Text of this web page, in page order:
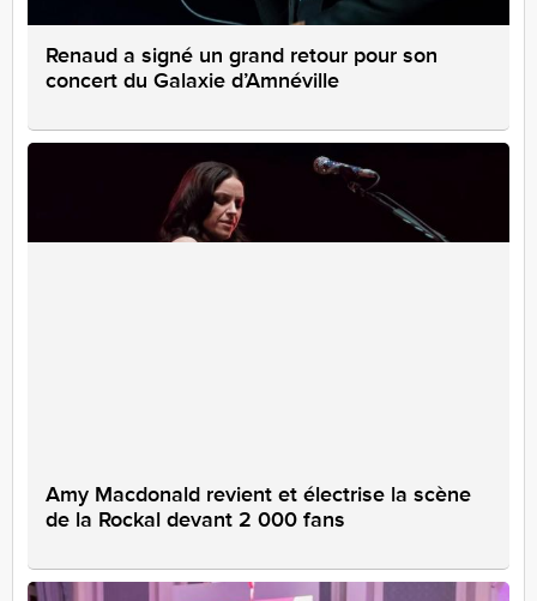
Renaud a signé un grand retour pour son
concert du Galaxie d’Amnéville
Amy Macdonald revient et électrise la scène
de la Rockal devant 2 000 fans